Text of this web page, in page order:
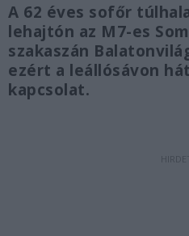
A 62 éves sofőr
lehajtón az M7-es
szakaszán
ezért a leállósávon
kapcsolat.